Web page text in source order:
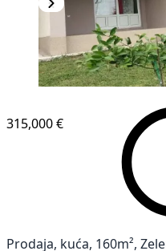
315,000 €
Prodaja, kuća, 160m²,